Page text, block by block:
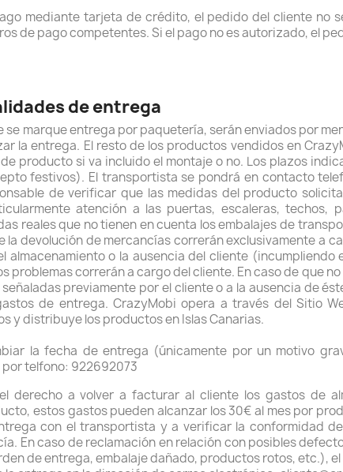
mediante tarjeta de crédito, el pedido del cliente no
de pago competentes. Si el pago no es autorizado, el
de entrega
se marque entrega por paquetería, serán enviados por
la entrega. El resto de los productos vendidos en
producto si va incluido el montaje o no. Los plazos
festivos). El transportista se pondrá en contacto
de verificar que las medidas del producto
atención a las puertas, escaleras, techos,
reales que no tienen en cuenta los embalajes de
la devolución de mercancías correrán exclusivamente a
almacenamiento o la ausencia del cliente
problemas correrán a cargo del cliente. En caso de que
previamente por el cliente o a la ausencia de
de entrega. CrazyMobi opera a través del Sitio
y distribuye los productos en Islas Canarias.
la fecha de entrega (únicamente por un motivo
telfono: 922692073
derecho a volver a facturar al cliente los gastos de
estos gastos pueden alcanzar los 30€ al mes por
con el transportista y a verificar la conformidad
En caso de reclamación en relación con posibles
de entrega, embalaje dañado, productos rotos, etc.),